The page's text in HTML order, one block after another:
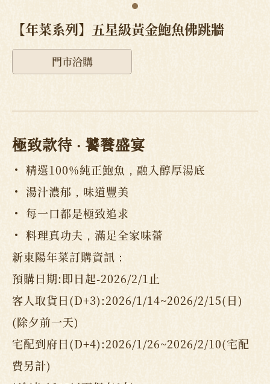
【年菜系列】五星級黃金鮑魚佛跳牆
門市洽購
極致款待 ‧ 饕餮盛宴
精選100%純正鮑魚，融入醇厚湯底
湯汁濃郁，味道豐美
每一口都是極致追求
料理真功夫，滿足全家味蕾
新東陽年菜訂購資訊：
預購日期:即日起-2026/2/1止
客人取貨日(D+3):2026/1/14~2026/2/15(日)
(除夕前一天)
宅配到府日(D+4):2026/1/26~2026/2/10(宅配
費另計)